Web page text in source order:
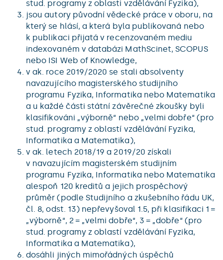
stud. programy z oblasti vzdělávání Fyzika),
jsou autory původní vědecké práce v oboru, na
který se hlásí, a která byla publikovaná nebo
k publikaci přijatá v recenzovaném mediu
indexovaném v databázi MathScinet, SCOPUS
nebo ISI Web of Knowledge,
v ak. roce 2019/2020 se stali absolventy
navazujícího magisterského studijního
programu Fyzika, Informatika nebo Matematika
a u každé části státní závěrečné zkoušky byli
klasifikováni „výborně“ nebo „velmi dobře“ (pro
stud. programy z oblastí vzdělávání Fyzika,
Informatika a Matematika),
v ak. letech 2018/19 a 2019/20 získali
v navazujícím magisterském studijním
programu Fyzika, Informatika nebo Matematika
alespoň 120 kreditů a jejich prospěchový
průměr (podle Studijního a zkušebního řádu UK,
čl. 8, odst. 13) nepřevyšoval 1.5, při klasifikaci 1 =
„výborně“, 2 = „velmi dobře“, 3 = „dobře“ (pro
stud. programy z oblastí vzdělávání Fyzika,
Informatika a Matematika),
dosáhli jiných mimořádných úspěchů